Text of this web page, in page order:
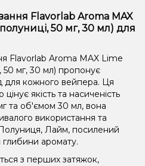
Flavorlab Aroma MAX
50 мг, 30 мл) для
Flavorlab Aroma MAX Lime
мг, 30 мл) пропонує
для кожного вейпера. Ця
якість та насиченість
та об'ємом 30 мл, вона
використання та
Лайм, посилений
аромату.
з перших затяжок,